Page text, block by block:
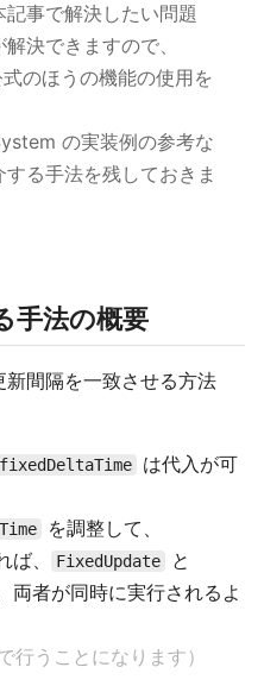
事で解決したい問題
解決できますので、
のほうの機能の使用を
の実装例の参考な
る手法を残しておきま
手法の概要
間隔を一致させる方法
は代入が可
を調整して、
ば、 FixedUpdate と
両者が同時に実行されるよ
行うことになります）